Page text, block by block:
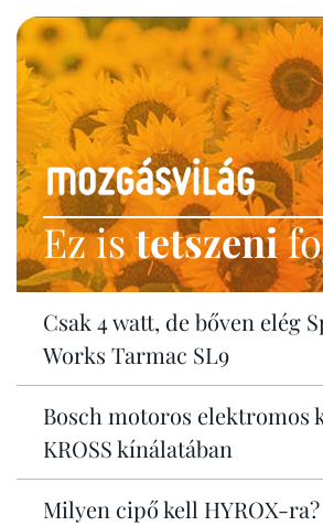
Ez istetszeni
Csak 4 watt, de bőven elég
Works Tarmac SL9
Bosch motoros elektromos
KROSS kínálatában
Milyen cipő kell HYROX-ra?